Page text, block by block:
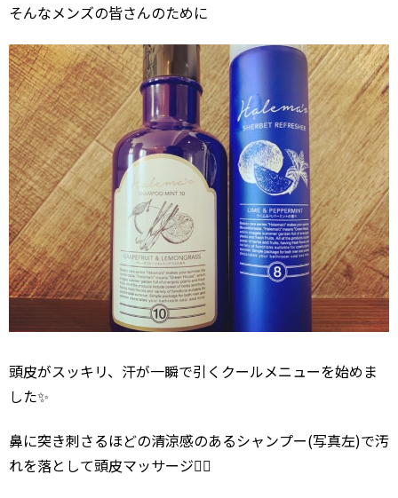
そんなメンズの皆さんのために
頭皮がスッキリ、汗が一瞬で引くクールメニューを始めま
した✨
鼻に突き刺さるほどの清涼感のあるシャンプー(写真左)で汚
れを落として頭皮マッサージ💆‍♂️